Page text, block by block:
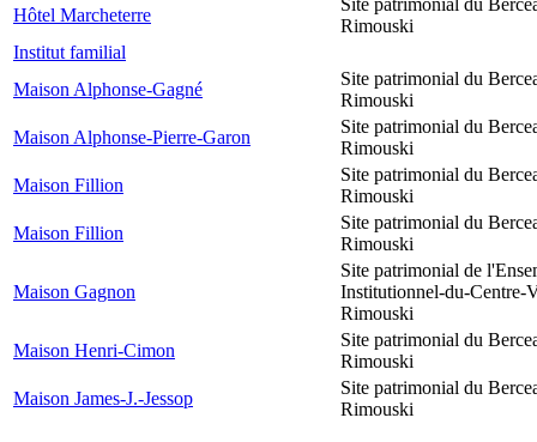
Hôtel Marcheterre
Site patrimonial du
Rimouski
Institut familial
Maison Alphonse-Gagné
Site patrimonial du
Rimouski
Maison Alphonse-Pierre-Garon
Site patrimonial du
Rimouski
Maison Fillion
Site patrimonial du
Rimouski
Maison Fillion
Site patrimonial du
Rimouski
Maison Gagnon
Site patrimonial de
Institutionnel-du-Centre-
Rimouski
Maison Henri-Cimon
Site patrimonial du
Rimouski
Maison James-J.-Jessop
Site patrimonial du
Rimouski